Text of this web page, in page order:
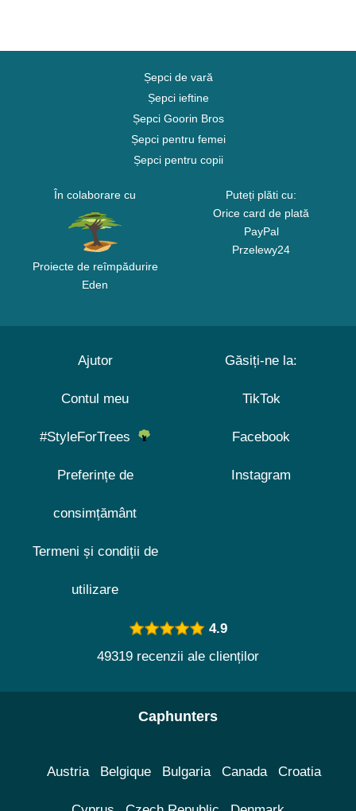
Șepci de vară
Șepci ieftine
Șepci Goorin Bros
Șepci pentru femei
Șepci pentru copii
În colaborare cu
Proiecte de reîmpădurire
Eden
Puteți plăti cu:
Orice card de plată
PayPal
Przelewy24
Ajutor
Contul meu
#StyleForTrees
Preferințe de
consimțământ
Termeni și condiții de
utilizare
Găsiți-ne la:
TikTok
Facebook
Instagram
4.9
49319 recenzii ale clienților
Caphunters
Austria Belgique Bulgaria Canada Croatia